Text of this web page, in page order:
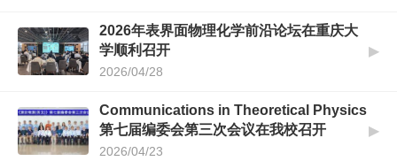
2026年表界面物理化学前沿论坛在重庆大
学顺利召开
2026/04/28
▶
Communications in Theoretical Physics
第七届编委会第三次会议在我校召开
2026/04/23
▶